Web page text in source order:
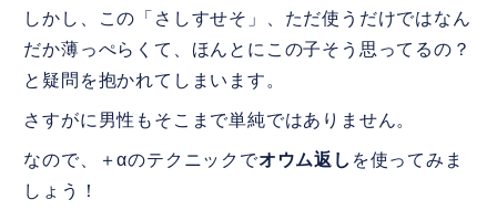
しかし、この「さしすせそ」、ただ使うだけではなん
だか薄っぺらくて、ほんとにこの子そう思ってるの？
と疑問を抱かれてしまいます。
さすがに男性もそこまで単純ではありません。
なので、＋αのテクニックでオウム返し を使ってみま
しょう！